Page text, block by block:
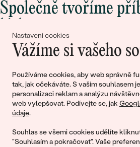
Nastavení cookies
Vážíme si vašeho
Používáme cookies, aby web správně
tak, jak očekáváte. S vaším souhlasem
personalizaci reklam a analýzu
web vylepšovat. Podívejte se, jak
údaje.
Souhlas se všemi cookies udělíte
"Souhlasím a pokračovat". Vaše
Společně tvoříme
Připojte se k nám!